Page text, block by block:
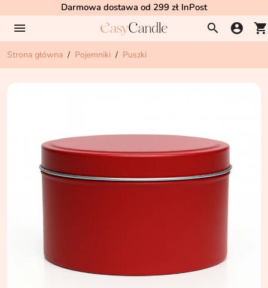
Darmowa dostawa od 299 zł InPost
menu search account_circle shopping_cart
Strona główna Pojemniki Puszki